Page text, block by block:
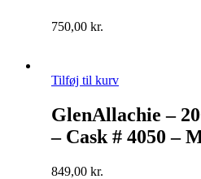
750,00 kr.
Tilføj til kurv
GlenAllachie –
– Cask # 4050 –
849,00 kr.